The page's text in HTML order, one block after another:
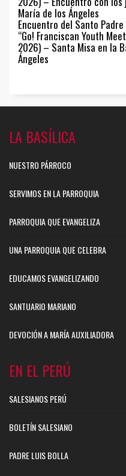
María de los Ángeles
Encuentro del Santo
“Go! Franciscan Youth
2026) – Santa Misa en la
Ángeles
LA BASÍLICA
NUESTRO PÁRROCO
SERVIMOS EN LA PARROQUIA
PARROQUIA QUE EVANGELIZA
UNA PARROQUIA QUE CELEBRA
EDUCAMOS EVANGELIZANDO
SANTUARIO MARIANO
DEVOCIÓN A MARÍA AUXILIADORA
EN EL PERÚ
SALESIANOS PERÚ
BOLETÍN SALESIANO
PADRE LUIS BOLLA